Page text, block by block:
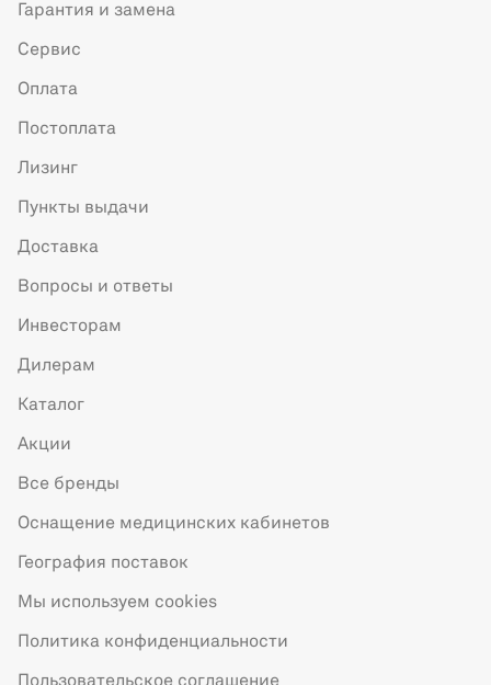
Гарантия и замена
Сервис
Оплата
Постоплата
Лизинг
Пункты выдачи
Доставка
Вопросы и ответы
Инвесторам
Дилерам
Каталог
Акции
Все бренды
Оснащение медицинских кабинетов
География поставок
Мы используем cookies
Политика конфиденциальности
Пользовательское соглашение